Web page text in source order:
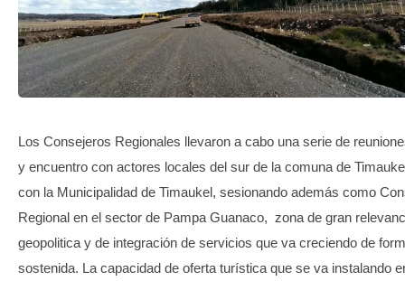
TRANSPARENCIA
Los Consejeros Regionales llevaron a cabo una serie de
y encuentro con actores locales del sur de la comuna de
con la Municipalidad de Timaukel, sesionando además como
Regional en el sector de Pampa Guanaco, zona de gran
geopolitica y de integración de servicios que va creciendo de
sostenida. La capacidad de oferta turística que se va instalando